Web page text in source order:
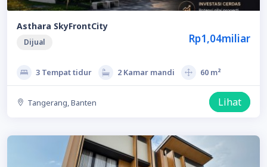
Asthara SkyFrontCity
Dijual Rp1,04miliar
3 Tempat tidur 2 Kamar mandi 60 m²
Tangerang, Banten Lihat